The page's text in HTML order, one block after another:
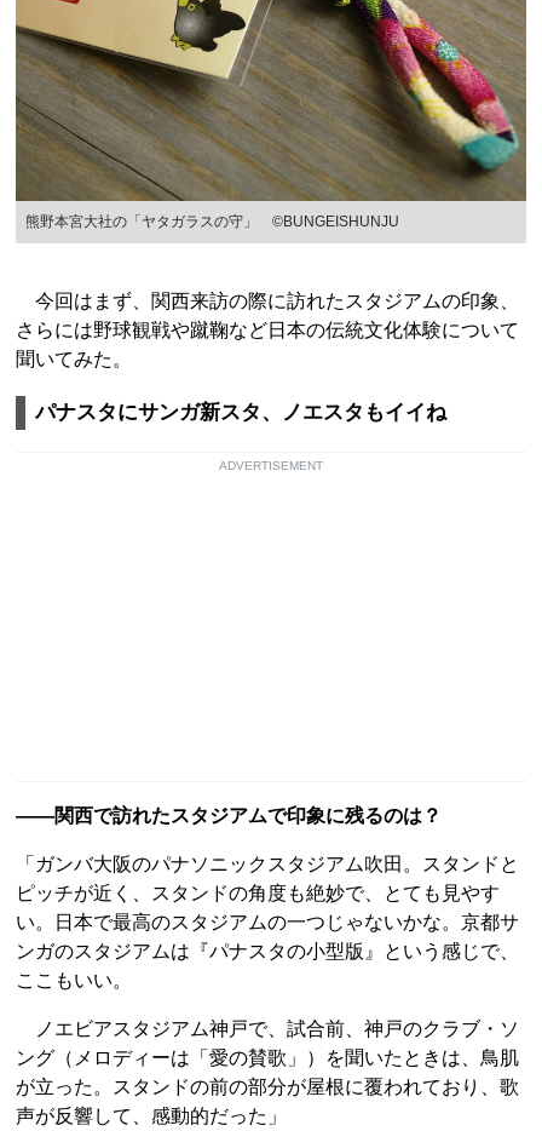
熊野本宮大社の「ヤタガラスの守」 ©BUNGEISHUNJU
今回はまず、関西来訪の際に訪れたスタジアムの印象、
さらには野球観戦や蹴鞠など日本の伝統文化体験について
聞いてみた。
パナスタにサンガ新スタ、ノエスタもイイね
ADVERTISEMENT
――関西で訪れたスタジアムで印象に残るのは？
「ガンバ大阪のパナソニックスタジアム吹田。スタンドと
ピッチが近く、スタンドの角度も絶妙で、とても見やす
い。日本で最高のスタジアムの一つじゃないかな。京都サ
ンガのスタジアムは『パナスタの小型版』という感じで、
ここもいい。
ノエビアスタジアム神戸で、試合前、神戸のクラブ・ソ
ング（メロディーは「愛の賛歌」）を聞いたときは、鳥肌
が立った。スタンドの前の部分が屋根に覆われており、歌
声が反響して、感動的だった」